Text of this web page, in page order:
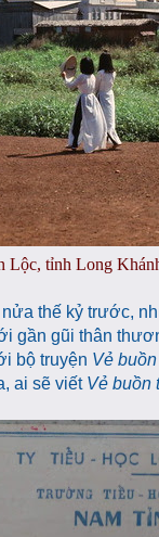
Lộc, tỉnh Long
thế kỷ trước,
gần gũi thân
bộ truyện Vẻ
ai sẽ viết Vẻ buồn